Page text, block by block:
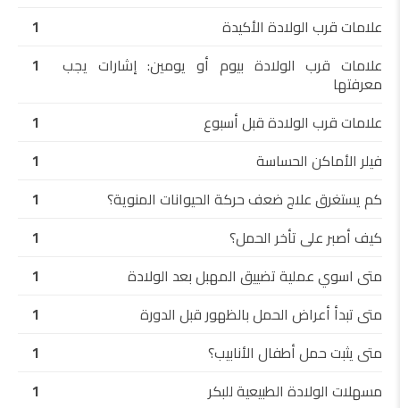
علامات قرب الولادة الأكيدة
1
علامات قرب الولادة بيوم أو يومين: إشارات يجب
معرفتها
1
علامات قرب الولادة قبل أسبوع
1
فيلر الأماكن الحساسة
1
كم يستغرق علاج ضعف حركة الحيوانات المنوية؟
1
كيف أصبر على تأخر الحمل؟
1
متى اسوي عملية تضييق المهبل بعد الولادة
1
متى تبدأ أعراض الحمل بالظهور قبل الدورة
1
متى يثبت حمل أطفال الأنابيب؟
1
مسهلات الولادة الطبيعية للبكر
1